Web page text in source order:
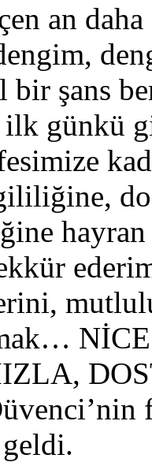
an
bir şans
ilk